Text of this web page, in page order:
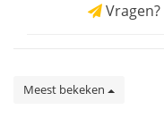
Vragen?
Meest bekeken